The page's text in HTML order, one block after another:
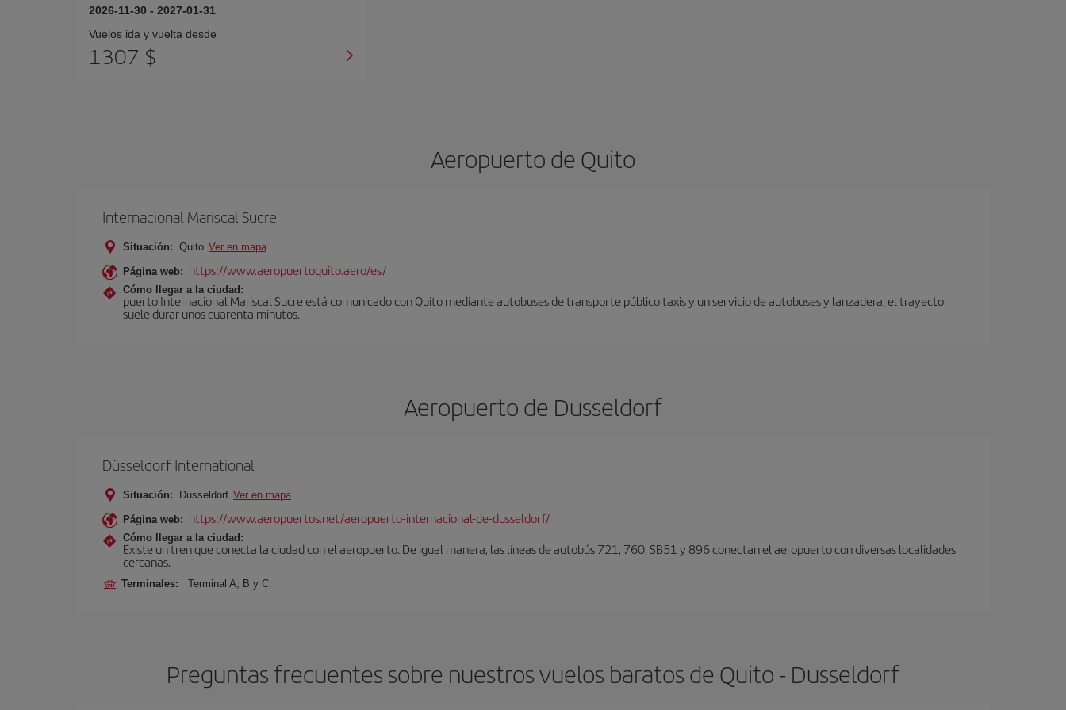
2026-11-30 - 2027-01-31
Vuelos ida y vuelta desde
1307 $
Aeropuerto de Quito
Internacional Mariscal Sucre
Situación: Quito Ver en mapa
Página web: https://www.aeropuertoquito.aero/es/
Cómo llegar a la ciudad:
puerto Internacional Mariscal Sucre está comunicado con Quito mediante autobuses de transporte público taxis y un servicio de autobuses y lanzadera, el trayecto
suele durar unos cuarenta minutos.
Aeropuerto de Dusseldorf
Düsseldorf International
Situación: Dusseldorf Ver en mapa
Página web: https://www.aeropuertos.net/aeropuerto-internacional-de-dusseldorf/
Cómo llegar a la ciudad:
Existe un tren que conecta la ciudad con el aeropuerto. De igual manera, las líneas de autobús 721, 760, SB51 y 896 conectan el aeropuerto con diversas localidades
cercanas.
Terminales: Terminal A, B y C.
Preguntas frecuentes sobre nuestros vuelos baratos de Quito - Dusseldorf